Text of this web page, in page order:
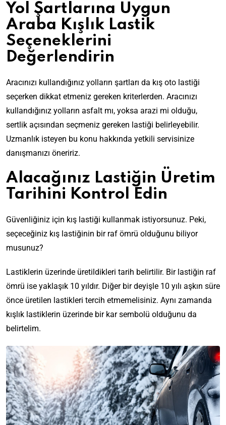
Yol Şartlarına Uygun
Araba Kışlık Lastik
Seçeneklerini
Değerlendirin
Aracınızı kullandığınız yolların şartları da kış oto lastiği
seçerken dikkat etmeniz gereken kriterlerden. Aracınızı
kullandığınız yolların asfalt mı, yoksa arazi mi olduğu,
sertlik açısından seçmeniz gereken lastiği belirleyebilir.
Uzmanlık isteyen bu konu hakkında yetkili servisinize
danışmanızı öneririz.
Alacağınız Lastiğin Üretim
Tarihini Kontrol Edin
Güvenliğiniz için kış lastiği kullanmak istiyorsunuz. Peki,
seçeceğiniz kış lastiğinin bir raf ömrü olduğunu biliyor
musunuz?
Lastiklerin üzerinde üretildikleri tarih belirtilir. Bir lastiğin raf
ömrü ise yaklaşık 10 yıldır. Diğer bir deyişle 10 yılı aşkın süre
önce üretilen lastikleri tercih etmemelisiniz. Aynı zamanda
kışlık lastiklerin üzerinde bir kar sembolü olduğunu da
belirtelim.